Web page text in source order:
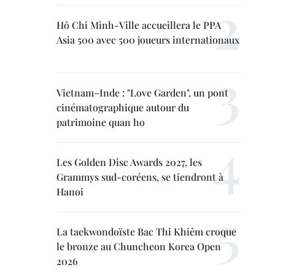
Hô Chi Minh-Ville accueillera le PPA
Asia 500 avec 500 joueurs internationaux
Vietnam–Inde : "Love Garden", un pont
cinématographique autour du
patrimoine quan ho
Les Golden Disc Awards 2027, les
Grammys sud-coréens, se tiendront à
Hanoi
La taekwondoïste Bac Thi Khiêm croque
le bronze au Chuncheon Korea Open
2026